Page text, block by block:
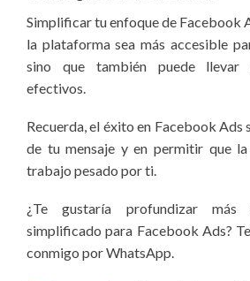
Simplificar tu enfoque de Facebook
la plataforma sea más accesible
sino que también puede llevar
efectivos.
Recuerda, el éxito en Facebook Ads
de tu mensaje y en permitir que
trabajo pesado por ti.
¿Te gustaría profundizar
simplificado para Facebook Ads?
conmigo por WhatsApp.